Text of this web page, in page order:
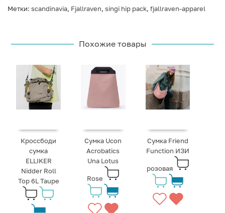
Метки: scandinavia, Fjallraven, singi hip pack, fjallraven-apparel
Похожие товары
Кроссбоди
сумка
ELLIKER
Nidder Roll
Top 6L Taupe
Сумка Ucon
Acrobatics
Una Lotus
Rose
Сумка Friend
Function ИЗИ
розовая